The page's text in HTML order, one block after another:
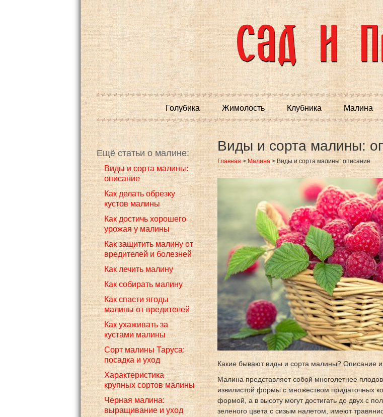
Голубика Жимолость Клубника Малина
Виды и сорта малины:
Главная>Малина>Виды и сорта малины: описание
Какие бывают виды и сорта малины? Описание
Малина представляет собой многолетнее
извилистой формы с множеством придаточных
формой, а в высоту могут достигать до двух с
зеленого цвета с сизым налетом, имеют
Ещё статьи о малине:
Виды и сорта малины:
описание
Как делать обрезку
кустов малины
Как достичь хорошего
урожая у малины
Как защитить малину от
вредителей и болезней
Как лечить малину
Как собирать малину
Как спасти ягоды
малины от вредителей
Как ухаживать за
кустами малины
Сорт малины Таруса:
посадка и уход
Характеристика
крупных сортов малины
Черная малина:
выращивание и уход